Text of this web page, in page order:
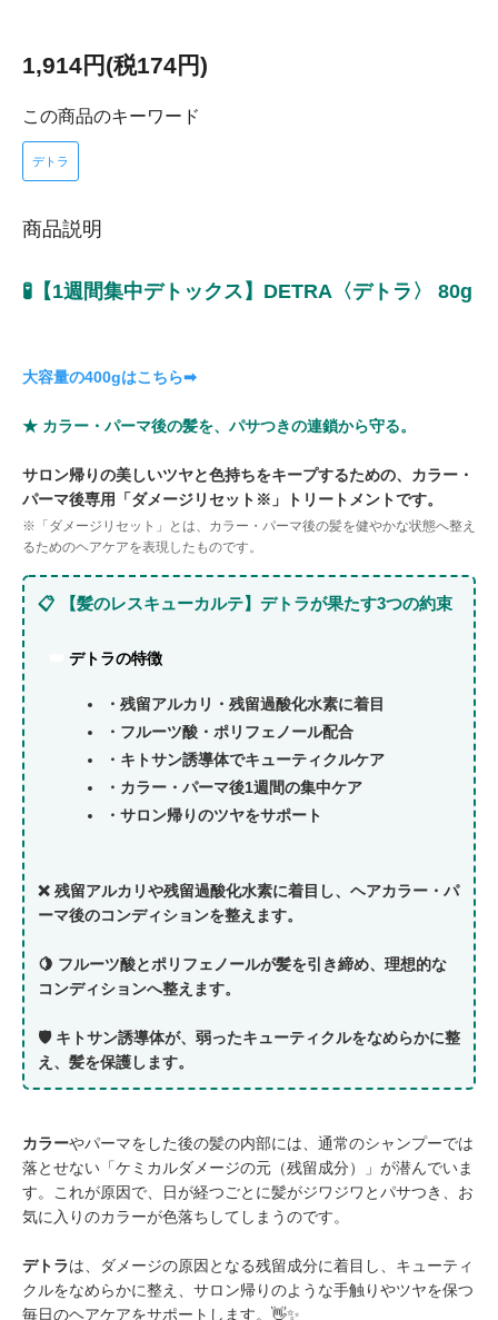
1,914円(税174円)
この商品のキーワード
デトラ
商品説明
🧪【1週間集中デトックス】DETRA〈デトラ〉 80g
大容量の400gはこちら➡
★ カラー・パーマ後の髪を、パサつきの連鎖から守る。
サロン帰りの美しいツヤと色持ちをキープするための、カラー・
パーマ後専用「ダメージリセット※」トリートメントです。
※「ダメージリセット」とは、カラー・パーマ後の髪を健やかな状態へ整え
るためのヘアケアを表現したものです。
📋 【髪のレスキューカルテ】デトラが果たす3つの約束
デトラの特徴
・残留アルカリ・残留過酸化水素に着目
・フルーツ酸・ポリフェノール配合
・キトサン誘導体でキューティクルケア
・カラー・パーマ後1週間の集中ケア
・サロン帰りのツヤをサポート
❌ 残留アルカリや残留過酸化水素に着目し、ヘアカラー・パ
ーマ後のコンディションを整えます。
🍋 フルーツ酸とポリフェノールが髪を引き締め、理想的な
コンディションへ整えます。
🛡️ キトサン誘導体が、弱ったキューティクルをなめらかに整
え、髪を保護します。
カラーやパーマをした後の髪の内部には、通常のシャンプーでは
落とせない「ケミカルダメージの元（残留成分）」が潜んでいま
す。これが原因で、日が経つごとに髪がジワジワとパサつき、お
気に入りのカラーが色落ちしてしまうのです。
デトラは、ダメージの原因となる残留成分に着目し、キューティ
クルをなめらかに整え、サロン帰りのような手触りやツヤを保つ
毎日のヘアケアをサポートします。👋✨